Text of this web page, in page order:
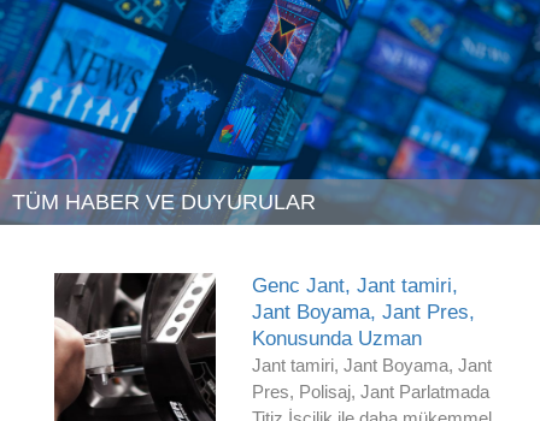
TÜM HABER VE DUYURULAR
Genc Jant, Jant tamiri,
Jant Boyama, Jant Pres,
Konusunda Uzman
Jant tamiri, Jant Boyama, Jant
Pres, Polisaj, Jant Parlatmada